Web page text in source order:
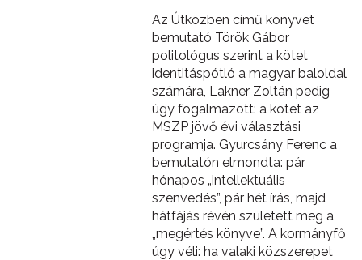
Az Útközben című könyvet
bemutató Török Gábor
politológus szerint a kötet
identitáspótló a magyar baloldal
számára, Lakner Zoltán pedig
úgy fogalmazott: a kötet az
MSZP jövő évi választási
programja. Gyurcsány Ferenc a
bemutatón elmondta: pár
hónapos „intellektuális
szenvedés”, pár hét írás, majd
hátfájás révén született meg a
„megértés könyve”. A kormányfő
úgy véli: ha valaki közszerepet